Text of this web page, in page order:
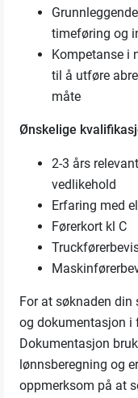
timeføring og
Kompetanse i
til å utføre
måte
Ønskelige
2-3 års
vedlikehold
Erfaring med
Førerkort kl C
For at søknaden din
og dokumentasjon i
Dokumentasjon
lønnsberegning og
oppmerksom på at